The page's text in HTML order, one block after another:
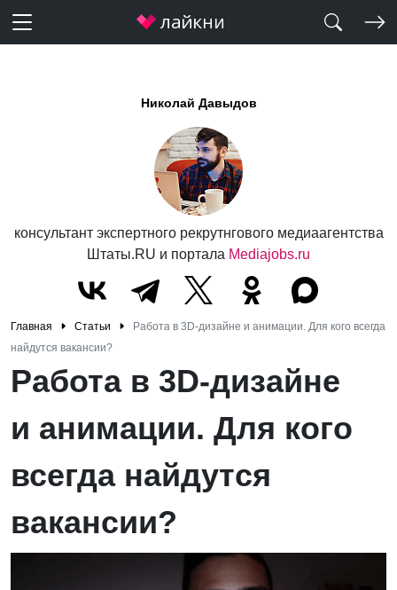
Николай Давыдов
консультант экспертного рекрутнгового медиаагентства
Штаты.RU и портала Mediajobs.ru
Главная Статьи
Работа в 3D-дизайне и анимации. Для кого всегда
найдутся вакансии?
Работа в 3D-дизайне
и анимации. Для кого
всегда найдутся
вакансии?